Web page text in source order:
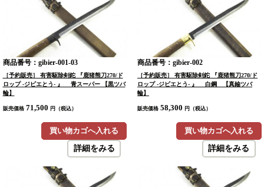
商品番号：gibier-001-03
［予約販売］ 有害駆除剣鉈 『鹿猪熊刀270/ド
ロップ -ジビエとう- 』 青スーパー 【黒ツバ
輪】
販売価格 71,500 円（税込）
買い物カゴへ入れる
詳細をみる
商品番号：gibier-002
［予約販売］ 有害駆除剣鉈 『鹿猪熊刀270/ド
ロップ -ジビエとう- 』 白鋼 【真鍮ツバ
輪】
販売価格 58,300 円（税込）
買い物カゴへ入れる
詳細をみる